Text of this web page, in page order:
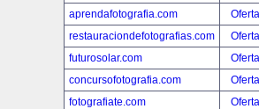
aprendafotografia.com
restauraciondefotografias.com
futurosolar.com
concursofotografia.com
fotografiate.com